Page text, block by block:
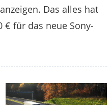
Das alles hat
€ für das neue Sony-